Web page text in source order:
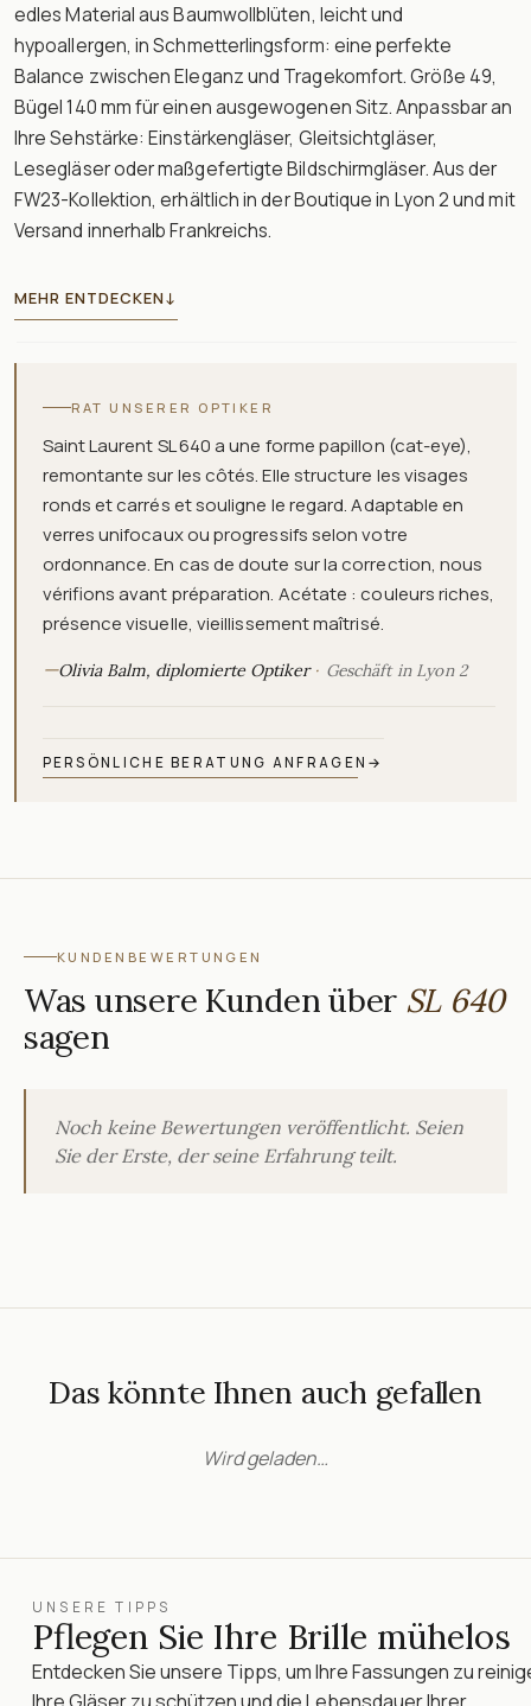
edles Material aus Baumwollblüten, leicht und
hypoallergen, in Schmetterlingsform: eine perfekte
Balance zwischen Eleganz und Tragekomfort. Größe 49,
Bügel 140 mm für einen ausgewogenen Sitz. Anpassbar an
Ihre Sehstärke: Einstärkengläser, Gleitsichtgläser,
Lesegläser oder maßgefertigte Bildschirmgläser. Aus der
FW23-Kollektion, erhältlich in der Boutique in Lyon 2 und mit
Versand innerhalb Frankreichs.
MEHR ENTDECKEN↓
RAT UNSERER OPTIKER
Saint Laurent SL 640 a une forme papillon (cat-eye),
remontante sur les côtés. Elle structure les visages
ronds et carrés et souligne le regard. Adaptable en
verres unifocaux ou progressifs selon votre
ordonnance. En cas de doute sur la correction, nous
vérifions avant préparation. Acétate : couleurs riches,
présence visuelle, vieillissement maîtrisé.
—Olivia Balm, diplomierte Optiker Geschäft in Lyon 2
PERSÖNLICHE BERATUNG ANFRAGEN →
KUNDENBEWERTUNGEN
Was unsere Kunden über SL 640
sagen
Noch keine Bewertungen veröffentlicht. Seien
Sie der Erste, der seine Erfahrung teilt.
Das könnte Ihnen auch gefallen
Wird geladen…
UNSERE TIPPS
Pflegen Sie Ihre Brille mühelos
Entdecken Sie unsere Tipps, um Ihre Fassungen zu
Ihre Gläser zu schützen und die Lebensdauer Ihrer